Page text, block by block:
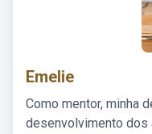
Emelie
Como mentor, minha
desenvolvimento dos